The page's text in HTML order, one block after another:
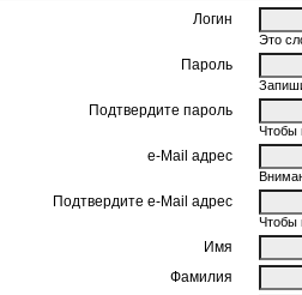
Логин
Это
Пароль
Подтвердите пароль
Чтобы
e-Mail адрес
Подтвердите e-Mail адрес
Чтобы
Имя
Фамилия